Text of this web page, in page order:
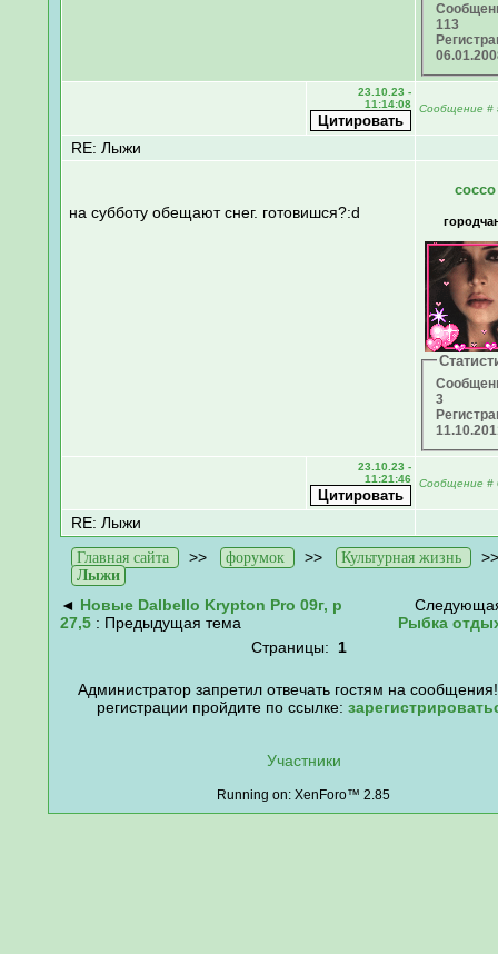
113
23.10.23 -
11:14:08
Сообщение #
RE: Лыжи
на субботу обещают снег. готовишся?:d
cocco
3
23.10.23 -
11:21:46
Сообщение #
RE: Лыжи
Главная сайта >> форумок >> Культурная жизнь
Лыжи
◄ Новые Dalbello Krypton Pro 09г, р
27,5: Предыдущая тема
Рыбка
Страницы: 1
Администратор запретил отвечать гостям на
регистрации пройдите по ссылке:
Участники
Running on: XenForo™ 2.85